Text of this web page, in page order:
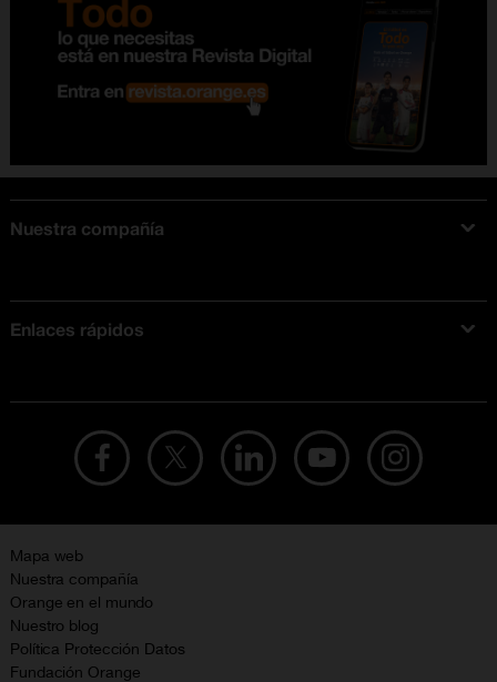
Nuestra compañía
Enlaces rápidos
Mapa web
Nuestra compañía
Orange en el mundo
Nuestro blog
Política Protección Datos
Fundación Orange